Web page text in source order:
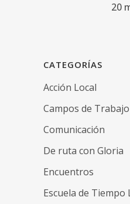
20
CATEGORÍAS
Acción Local
Campos de Trabajo
Comunicación
De ruta con Gloria
Encuentros
Escuela de Tiempo